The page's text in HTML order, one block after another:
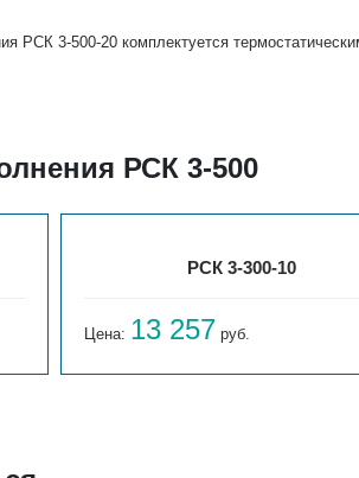
РСК 3-500-20 комплектуется
РСК 3-500
РСК 3-300-10
Цена: 13 257 руб.